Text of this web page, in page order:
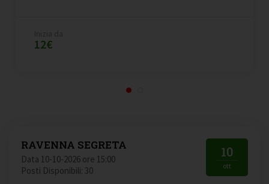
12€
RAVENNA SEGRETA
Data 10-10-2026 ore 15:00
Posti Disponibili: 30
10
ott